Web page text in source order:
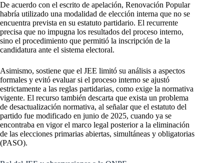
De acuerdo con el escrito de apelación, Renovación Popular
habría utilizado una modalidad de elección interna que no se
encuentra prevista en su estatuto partidario. El recurrente
precisa que no impugna los resultados del proceso interno,
sino el procedimiento que permitió la inscripción de la
candidatura ante el sistema electoral.
Asimismo, sostiene que el JEE limitó su análisis a aspectos
formales y evitó evaluar si el proceso interno se ajustó
estrictamente a las reglas partidarias, como exige la normativa
vigente. El recurso también descarta que exista un problema
de desactualización normativa, al señalar que el estatuto del
partido fue modificado en junio de 2025, cuando ya se
encontraba en vigor el marco legal posterior a la eliminación
de las elecciones primarias abiertas, simultáneas y obligatorias
(PASO).